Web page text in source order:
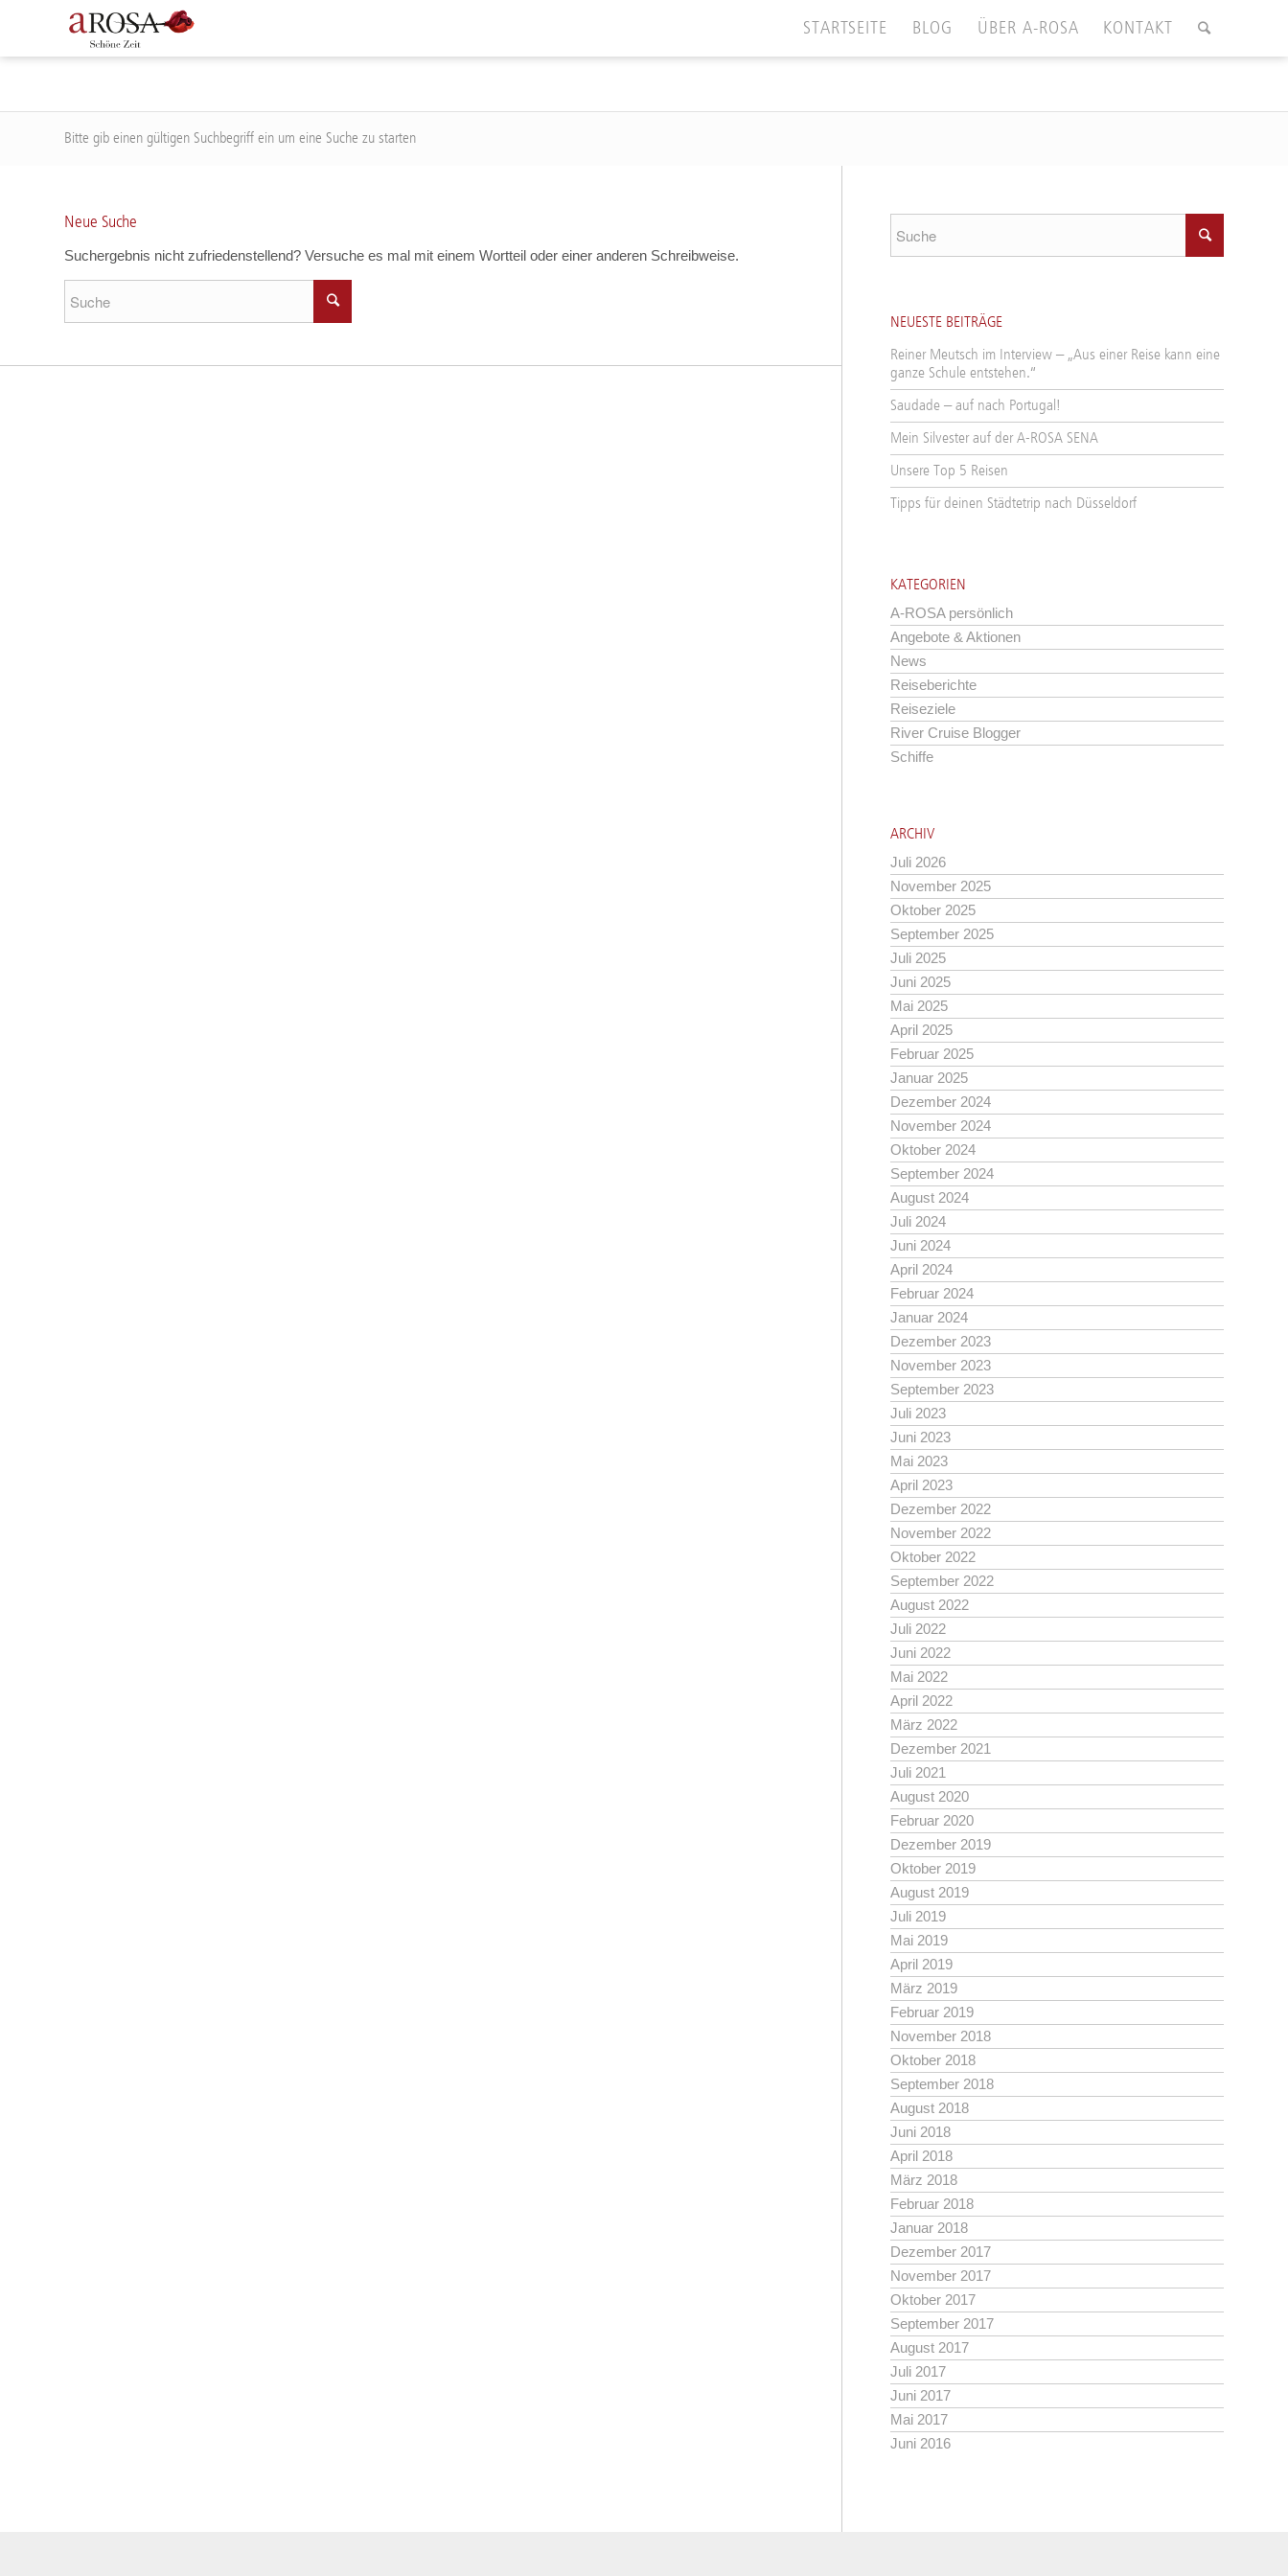
STARTSEITE BLOG ÜBER A-ROSA KONTAKT
Bitte gib einen gültigen Suchbegriff ein um eine Suche zu starten
Neue Suche
Suchergebnis nicht zufriedenstellend? Versuche es mal mit einem Wortteil oder einer anderen Schreibweise.
NEUESTE BEITRÄGE
Reiner Meutsch im Interview – „Aus einer Reise kann eine
ganze Schule entstehen.“
Saudade – auf nach Portugal!
Mein Silvester auf der A-ROSA SENA
Unsere Top 5 Reisen
Tipps für deinen Städtetrip nach Düsseldorf
KATEGORIEN
A-ROSA persönlich
Angebote & Aktionen
News
Reiseberichte
Reiseziele
River Cruise Blogger
Schiffe
ARCHIV
Juli 2026
November 2025
Oktober 2025
September 2025
Juli 2025
Juni 2025
Mai 2025
April 2025
Februar 2025
Januar 2025
Dezember 2024
November 2024
Oktober 2024
September 2024
August 2024
Juli 2024
Juni 2024
April 2024
Februar 2024
Januar 2024
Dezember 2023
November 2023
September 2023
Juli 2023
Juni 2023
Mai 2023
April 2023
Dezember 2022
November 2022
Oktober 2022
September 2022
August 2022
Juli 2022
Juni 2022
Mai 2022
April 2022
März 2022
Dezember 2021
Juli 2021
August 2020
Februar 2020
Dezember 2019
Oktober 2019
August 2019
Juli 2019
Mai 2019
April 2019
März 2019
Februar 2019
November 2018
Oktober 2018
September 2018
August 2018
Juni 2018
April 2018
März 2018
Februar 2018
Januar 2018
Dezember 2017
November 2017
Oktober 2017
September 2017
August 2017
Juli 2017
Juni 2017
Mai 2017
Juni 2016